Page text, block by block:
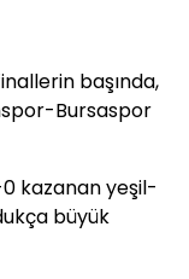
başında,
Bursaspor
0 kazanan yeşil-
büyük